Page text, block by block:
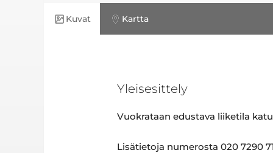
Kuvat Kartta
Yleisesittely
Vuokrataan edustava liiketila
Lisätietoja numerosta 020 7290